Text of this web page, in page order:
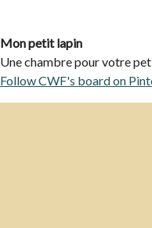
Mon petit lapin
Une chambre pour votre
Follow CWF's board on